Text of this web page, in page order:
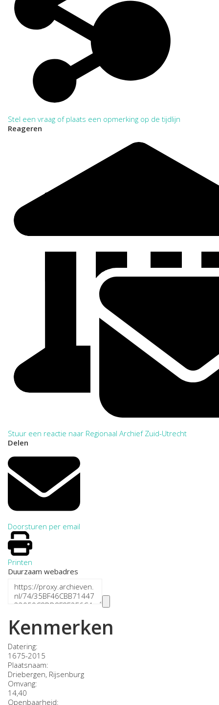
Stel een vraag of plaats een opmerking op de tijdlijn
Reageren
Stuur een reactie naar Regionaal Archief Zuid-Utrecht
Delen
Doorsturen per email
Printen
Duurzaam webadres
Kenmerken
Datering:
1675-2015
Plaatsnaam:
Driebergen, Rijsenburg
Omvang:
14,40
Openbaarheid: